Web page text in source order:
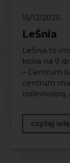
15/12/2025
LeŚnia
LeŚnia to
która na 9
– Centrum
centrum
czytaj